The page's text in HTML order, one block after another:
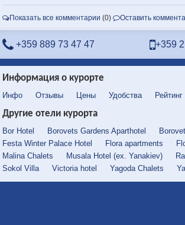
Показать все комментарии (0) Оставить
+359 889 73 47 47 +359
Информация о курорте
Инфо Отзывы Цены Удобства Рейтинг
Другие отели курорта
Bor Hotel Borovets Gardens Aparthotel
Festa Winter Palace Hotel
Flora apartments
Malina Chalets
Musala Hotel (ex. Yanakiev)
Sokol Villa
Victoria hotel Yagoda Chalets